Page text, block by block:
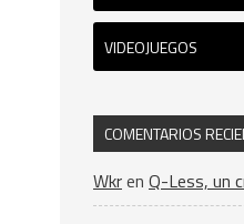
VIDEOJUEGOS
COMENTARIOS
Wkren Q-Less, un